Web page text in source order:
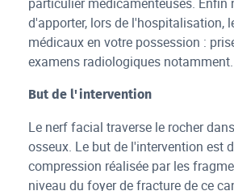
d'apporter, lors de l'hospitalisation,
médicaux en votre possession :
examens radiologiques notamment.
But de l'intervention
Le nerf facial traverse le rocher
osseux. Le but de l'intervention est
compression réalisée par les
niveau du foyer de fracture de ce